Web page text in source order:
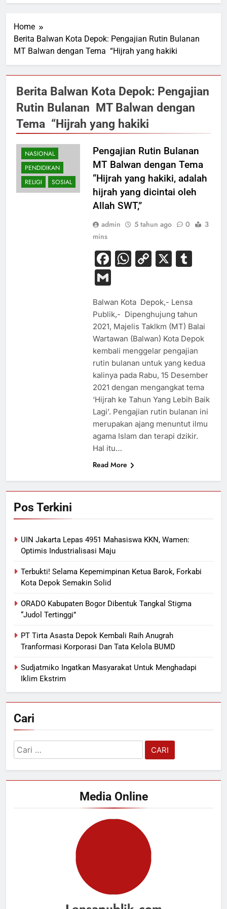
Home
Berita Balwan Kota Depok: Pengajian Rutin Bulanan
MT Balwan dengan Tema “Hijrah yang hakiki
Berita Balwan Kota Depok: Pengajian
Rutin Bulanan MT Balwan dengan
Tema “Hijrah yang hakiki
NASIONAL
PENDIDIKAN
RELIGI
SOSIAL
Pengajian Rutin Bulanan
MT Balwan dengan Tema
“Hijrah yang hakiki, adalah
hijrah yang dicintai oleh
Allah SWT,”
admin 5 tahun ago 0
3
mins
Facebook
WhatsApp
Copy
X
Gmail
Balwan Kota Depok,- Lensa
Publik,- Dipenghujung tahun
2021, Majelis Taklkm (MT) Balai
Wartawan (Balwan) Kota Depok
kembali menggelar pengajian
rutin bulanan untuk yang kedua
kalinya pada Rabu, 15 Desember
2021 dengan mengangkat tema
‘Hijrah ke Tahun Yang Lebih Baik
Lagi’. Pengajian rutin bulanan ini
merupakan ajang menuntut ilmu
agama Islam dan terapi dzikir.
Hal itu…
Read More
Pos Terkini
UIN Jakarta Lepas 4951 Mahasiswa KKN, Wamen:
Optimis Industrialisasi Maju
Terbukti! Selama Kepemimpinan Ketua Barok, Forkabi
Kota Depok Semakin Solid
ORADO Kabupaten Bogor Dibentuk Tangkal Stigma
“Judol Tertinggi”
PT Tirta Asasta Depok Kembali Raih Anugrah
Tranformasi Korporasi Dan Tata Kelola BUMD
Sudjatmiko Ingatkan Masyarakat Untuk Menghadapi
Iklim Ekstrim
Cari
Cari
untuk:
Media Online